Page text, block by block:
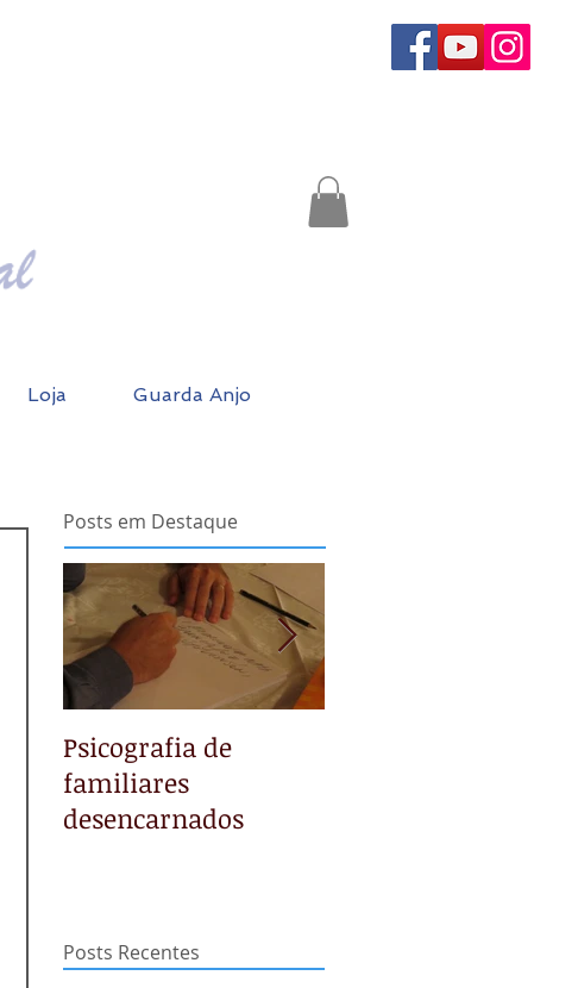
Loja Guarda Anjo
Posts em Destaque
Psicografia de
familiares
desencarnados
Posts Recentes